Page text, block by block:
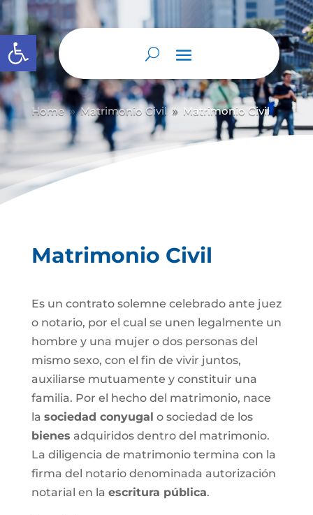
Abrir barra de herramientas
Home 9 Matrimonio Civil 9 Matrimonio Civil
Matrimonio Civil
Es un contrato solemne celebrado ante juez
o notario, por el cual se unen legalmente un
hombre y una mujer o dos personas del
mismo sexo, con el fin de vivir juntos,
auxiliarse mutuamente y constituir una
familia. Por el hecho del matrimonio, nace
la sociedad conyugal o sociedad de los
bienes adquiridos dentro del matrimonio.
La diligencia de matrimonio termina con la
firma del notario denominada autorización
notarial en la escritura pública.